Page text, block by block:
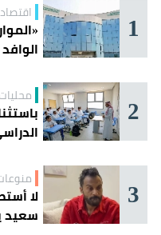
1 اقتصاد
2 محليات
3
لا
سعيد